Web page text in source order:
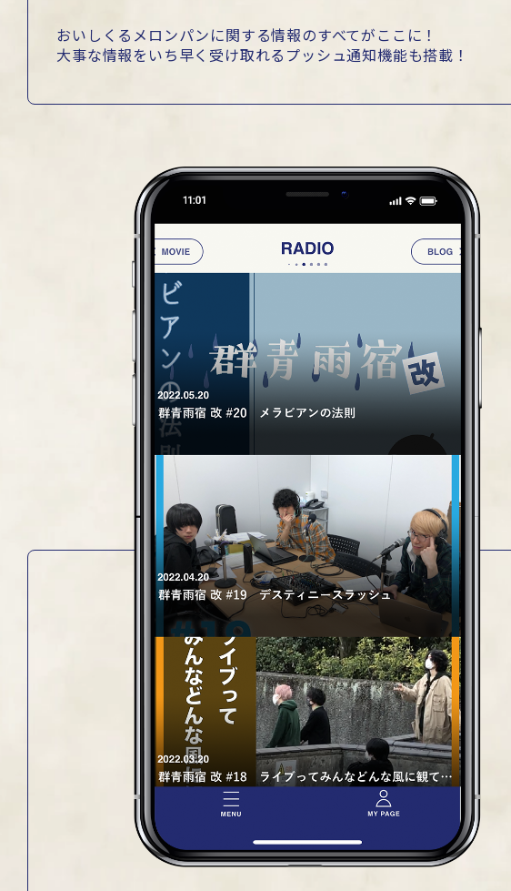
おいしくるメロンパンに関する情報のすべてがここに！
大事な情報をいち早く受け取れるプッシュ通知機能も搭載！